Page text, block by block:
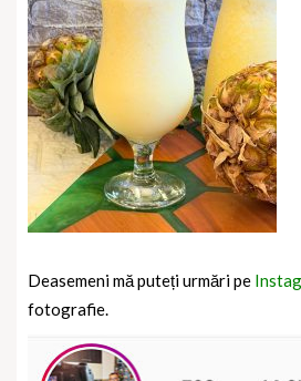
Deasemeni mă puteți urmări pe
fotografie.